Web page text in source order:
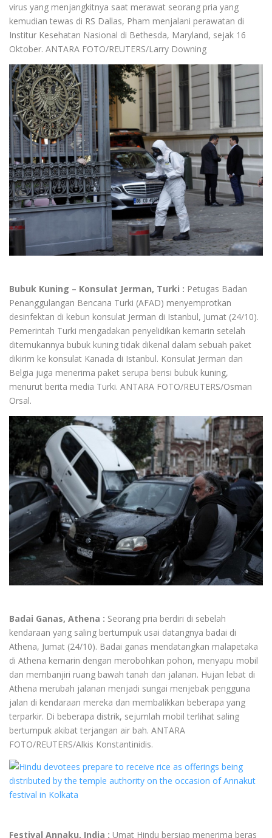
virus yang menjangkitnya saat merawat seorang pria yang
kemudian tewas di RS Dallas, Pham menjalani perawatan di
Institur Kesehatan Nasional di Bethesda, Maryland, sejak 16
Oktober. ANTARA FOTO/REUTERS/Larry Downing
Bubuk Kuning – Konsulat Jerman, Turki : Petugas Badan
Penanggulangan Bencana Turki (AFAD) menyemprotkan
desinfektan di kebun konsulat Jerman di Istanbul, Jumat (24/10).
Pemerintah Turki mengadakan penyelidikan kemarin setelah
ditemukannya bubuk kuning tidak dikenal dalam sebuah paket
dikirim ke konsulat Kanada di Istanbul. Konsulat Jerman dan
Belgia juga menerima paket serupa berisi bubuk kuning,
menurut berita media Turki. ANTARA FOTO/REUTERS/Osman
Orsal.
Badai Ganas, Athena : Seorang pria berdiri di sebelah
kendaraan yang saling bertumpuk usai datangnya badai di
Athena, Jumat (24/10). Badai ganas mendatangkan malapetaka
di Athena kemarin dengan merobohkan pohon, menyapu mobil
dan membanjiri ruang bawah tanah dan jalanan. Hujan lebat di
Athena merubah jalanan menjadi sungai menjebak pengguna
jalan di kendaraan mereka dan membalikkan beberapa yang
terparkir. Di beberapa distrik, sejumlah mobil terlihat saling
bertumpuk akibat terjangan air bah. ANTARA
FOTO/REUTERS/Alkis Konstantinidis.
Festival Annaku, India : Umat Hindu bersiap menerima beras